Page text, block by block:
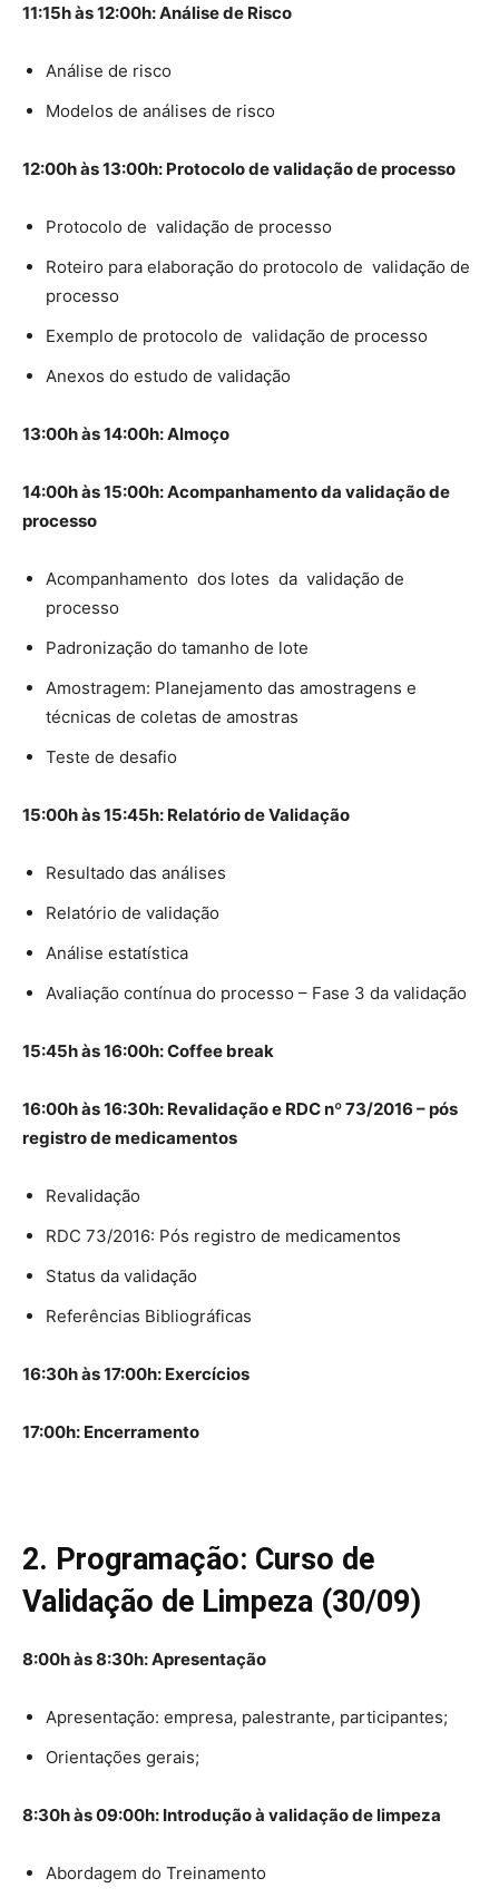
11:15h às 12:00h: Análise de Risco
Análise de risco
Modelos de análises de risco
12:00h às 13:00h: Protocolo de validação de processo
Protocolo de validação de processo
Roteiro para elaboração do protocolo de validação de
processo
Exemplo de protocolo de validação de processo
Anexos do estudo de validação
13:00h às 14:00h: Almoço
14:00h às 15:00h: Acompanhamento da validação de
processo
Acompanhamento dos lotes da validação de
processo
Padronização do tamanho de lote
Amostragem: Planejamento das amostragens e
técnicas de coletas de amostras
Teste de desafio
15:00h às 15:45h: Relatório de Validação
Resultado das análises
Relatório de validação
Análise estatística
Avaliação contínua do processo – Fase 3 da validação
15:45h às 16:00h: Coffee break
16:00h às 16:30h: Revalidação e RDC nº 73/2016 – pós
registro de medicamentos
Revalidação
RDC 73/2016: Pós registro de medicamentos
Status da validação
Referências Bibliográficas
16:30h às 17:00h: Exercícios
17:00h: Encerramento
2. Programação: Curso de
Validação de Limpeza (30/09)
8:00h às 8:30h: Apresentação
Apresentação: empresa, palestrante, participantes;
Orientações gerais;
8:30h às 09:00h: Introdução à validação de limpeza
Abordagem do Treinamento